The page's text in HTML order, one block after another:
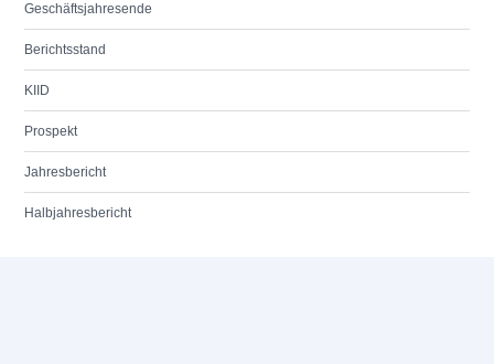
Geschäftsjahresende
Berichtsstand
KIID
Prospekt
Jahresbericht
Halbjahresbericht